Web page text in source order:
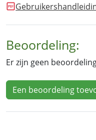
Beoordeling:
Er zijn geen
Een beoordeling